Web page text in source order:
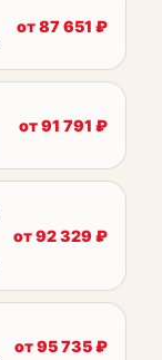
от87 651 ₽
от91 791 ₽
от92 329 ₽
от95 735₽